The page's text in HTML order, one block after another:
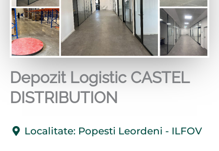
Depozit Logistic CASTEL
DISTRIBUTION
Localitate: Popesti Leordeni - ILFOV